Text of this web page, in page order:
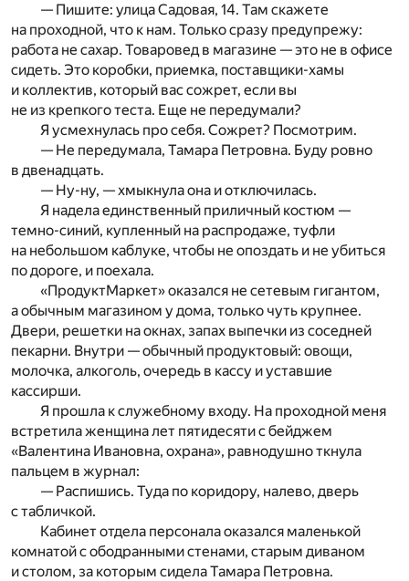
— Пишите: улица Садовая, 14. Там скажете
на проходной, что к нам. Только сразу предупрежу:
работа не сахар. Товаровед в магазине — это не в офисе
сидеть. Это коробки, приемка, поставщики-хамы
и коллектив, который вас сожрет, если вы
не из крепкого теста. Еще не передумали?
Я усмехнулась про себя. Сожрет? Посмотрим.
— Не передумала, Тамара Петровна. Буду ровно
в двенадцать.
— Ну-ну, — хмыкнула она и отключилась.
Я надела единственный приличный костюм —
темно-синий, купленный на распродаже, туфли
на небольшом каблуке, чтобы не опоздать и не убиться
по дороге, и поехала.
«ПродуктМаркет» оказался не сетевым гигантом,
а обычным магазином у дома, только чуть крупнее.
Двери, решетки на окнах, запах выпечки из соседней
пекарни. Внутри — обычный продуктовый: овощи,
молочка, алкоголь, очередь в кассу и уставшие
кассирши.
Я прошла к служебному входу. На проходной меня
встретила женщина лет пятидесяти с бейджем
«Валентина Ивановна, охрана», равнодушно ткнула
пальцем в журнал:
— Распишись. Туда по коридору, налево, дверь
с табличкой.
Кабинет отдела персонала оказался маленькой
комнатой с ободранными стенами, старым диваном
и столом, за которым сидела Тамара Петровна.